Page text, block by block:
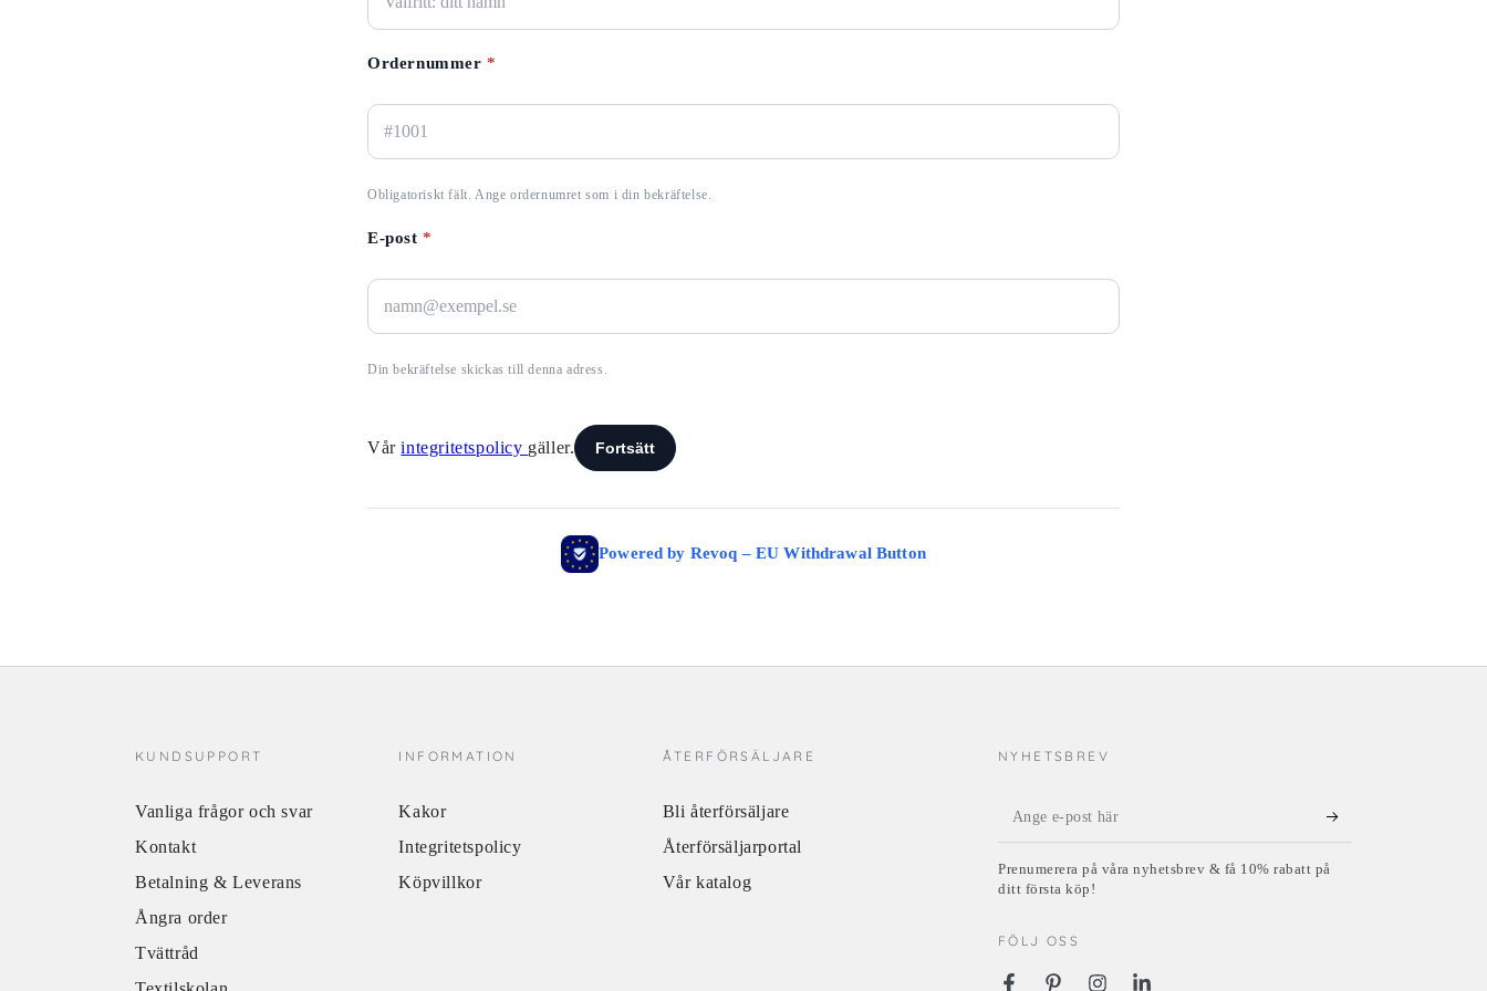
KUNDSUPPORT
Vanliga frågor och svar
Kontakt
Betalning & Leverans
Ångra order
Tvättråd
INFORMATION
Kakor
Integritetspolicy
Köpvillkor
ÅTERFÖRSÄLJARE
Bli återförsäljare
Återförsäljarportal
Vår katalog
NYHETSBREV
Ange
e-
post
Prenumerera på våra nyhetsbrev & få 10% rabatt på
ditt första köp!
FÖLJ OSS